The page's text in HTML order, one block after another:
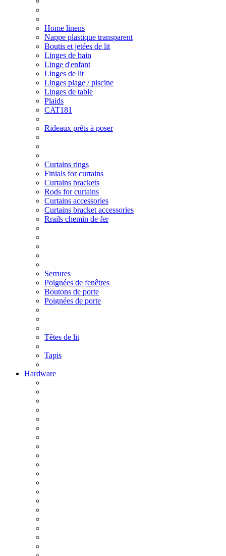
Home linens
Nappe plastique transparent
Boutis et jetées de lit
Linges de bain
Linge d'enfant
Linges de lit
Linges plage / piscine
Linges de table
Plaids
CAT181
Rideaux prêts à poser
Curtains rings
Finials for curtains
Curtains brackets
Rods for curtains
Curtains accessories
Curtains bracket accessories
Rrails chemin de fer
Serrures
Poignées de fenêtres
Boutons de porte
Poignées de porte
Têtes de lit
Tapis
Hardware